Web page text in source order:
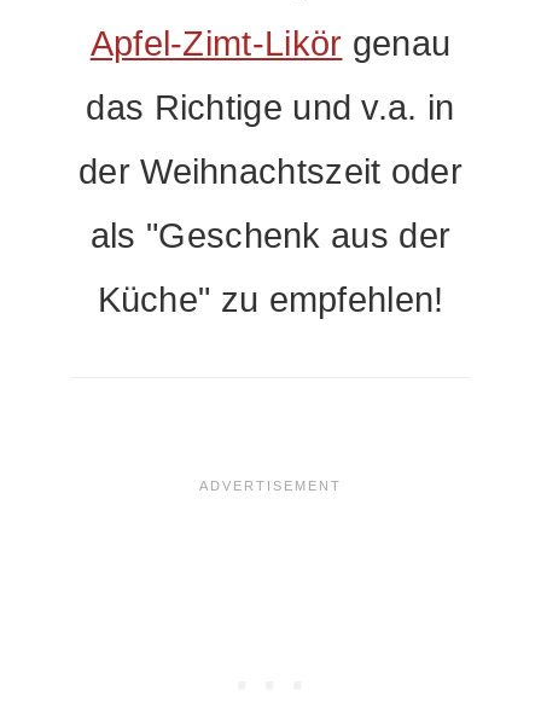
Apfel-Zimt-Likör genau
das Richtige und v.a. in
der Weihnachtszeit oder
als "Geschenk aus der
Küche" zu empfehlen!